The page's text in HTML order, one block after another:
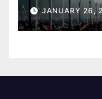
JANUARY 26,